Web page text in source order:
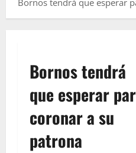
Bornos tendrá que esperar
Bornos tendrá
que esperar
coronar a su
patrona